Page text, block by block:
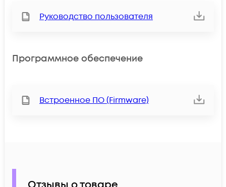
Руководство пользователя
Программное обеспечение
Встроенное ПО (Firmware)